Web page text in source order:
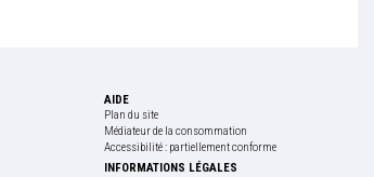
AIDE
Plan du site
Médiateur de la consommation
Accessibilité : partiellement conforme
INFORMATIONS LÉGALES